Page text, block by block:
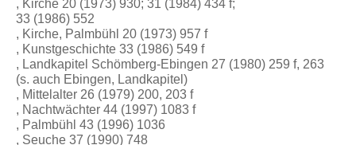
, Kirche 20 (1973) 930; 31 (1984) 434 f;
33 (1986) 552
, Kirche, Palmbühl 20 (1973) 957 f
, Kunstgeschichte 33 (1986) 549 f
, Landkapitel Schömberg-Ebingen 27 (1980) 259 f, 263
(s. auch Ebingen, Landkapitel)
, Mittelalter 26 (1979) 200, 203 f
, Nachtwächter 44 (1997) 1083 f
, Palmbühl 43 (1996) 1036
, Seuche 37 (1990) 748